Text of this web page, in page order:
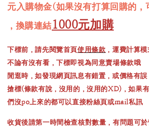
元入購物金(如果沒有打算回購的，
，換購連結1000元加購
下標前，請先閱覽首頁使用條款 ，運費計算
不論有沒有看，下標即視為同意賣場條款哦
閒逛時，如發現網頁訊息有錯置，或價格有
搶標(條款有說，沒用的，沒用的XD)，如果
們沒po上來的都可以直接粉絲頁或mail私訊
收貨後請第一時間檢查核對數量，有問題可